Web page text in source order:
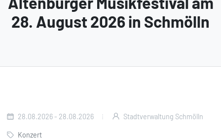
28. August 2026 in Schmölln
28.08.2026 - 28.08.2026 Stadtverwaltung Schmölln
Konzert